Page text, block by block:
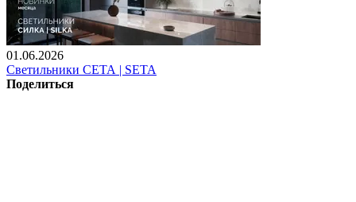
01.06.2026
Светильники СЕТА | SETA
Поделиться